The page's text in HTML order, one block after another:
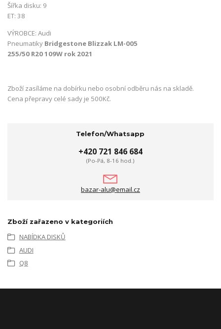
Šířka disku: 9
ET: 38
VÝROBCE: Audi
Pneumatiky Bridgestone Blizzak LM-005
255/50 R20 109W rok 2021
Zboží zasíláme na dobírku nebo osobní odběru nás na skladě.
Cena přepravy celé sady je 500Kč.
Telefon/Whatsapp
+420 721 846 684
(Po-Pá, 8-16 hod.)
bazar-alu@email.cz
Zboží zařazeno v kategoriích
NABÍDKA DISKŮ
AUDI
Q8